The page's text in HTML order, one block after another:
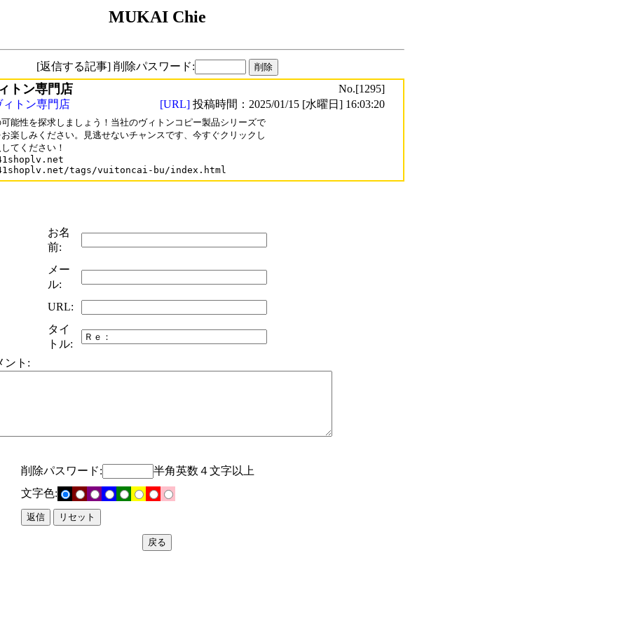
MUKAI Chie
[返信する記事] 削除パスワード:
トン専門店
No.[1295]
ィトン専門店
[URL] 投稿時間：2025/01/15 [水曜日] 16:03:20
能性を探求しましょう！当社のヴィトンコピー製品シリーズで
楽しみください。見逃せないチャンスです、今すぐクリックし
てください！
tags/vuitoncai-bu/index.html
お名
前:
メー
ル:
URL:
タイ
トル:
ント:
削除パスワード:
半角英数４文字以上
文字色: